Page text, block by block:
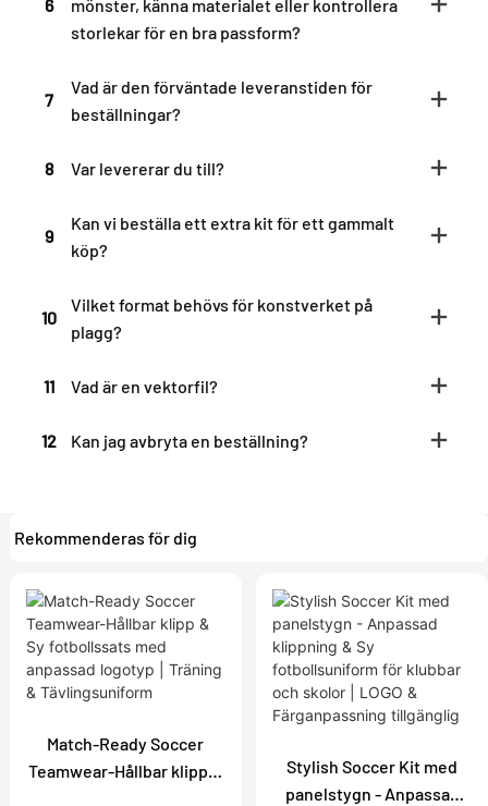
6
mönster, känna materialet eller kontrollera
storlekar för en bra passform?
7
Vad är den förväntade leveranstiden för
beställningar?
8 Var levererar du till?
9
Kan vi beställa ett extra kit för ett gammalt
köp?
10
Vilket format behövs för konstverket på
plagg?
11 Vad är en vektorfil?
12 Kan jag avbryta en beställning?
Rekommenderas för dig
Match-Ready Soccer
Teamwear-Hållbar klipp &
Stylish Soccer Kit med
panelstygn - Anpassad